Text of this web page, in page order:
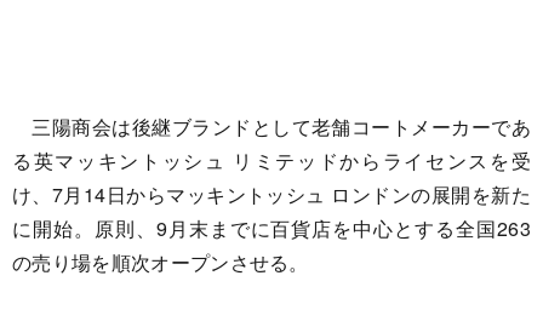
三陽商会は後継ブランドとして老舗コートメーカーであ
る英マッキントッシュ リミテッドからライセンスを受
け、7月14日からマッキントッシュ ロンドンの展開を新た
に開始。原則、9月末までに百貨店を中心とする全国263
の売り場を順次オープンさせる。